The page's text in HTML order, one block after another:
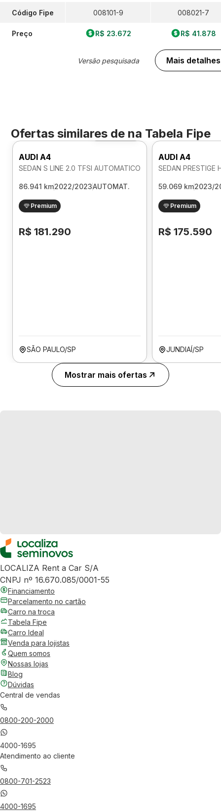
Código Fipe
Preço
008101-9
R$ 23.672
Versão pesquisada
008021-7
R$ 41.878
Mais detalhes
Ofertas similares de na Tabela Fipe
Foto 360º
AUDI A4
SEDAN S LINE 2.0 TFSI AUTOMATICO
86.941 km2022/2023AUTOMAT.
Premium
R$ 181.290
SÃO PAULO/SP
AUDI A4
59.069 km2023/
Premium
R$ 175.590
JUNDIAÍ/SP
Mostrar mais ofertas
LOCALIZA Rent a Car S/A
CNPJ nº 16.670.085/0001-55
Financiamento
Parcelamento no cartão
Carro na troca
Tabela Fipe
Carro Ideal
Venda para lojistas
Quem somos
Nossas lojas
Blog
Dúvidas
Central de vendas
0800-200-2000
4000-1695
Atendimento ao cliente
0800-701-2523
4000-1695